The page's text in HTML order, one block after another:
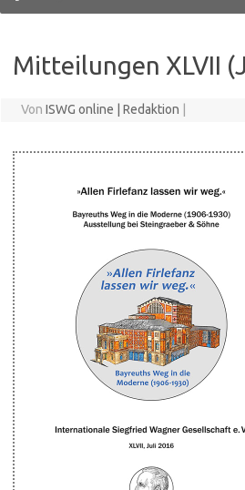
Mitteilungen XLVII
Von ISWG online | Redaktion